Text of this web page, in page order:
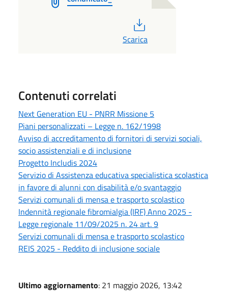
Scarica
Contenuti correlati
Next Generation EU - PNRR Missione 5
Piani personalizzati – Legge n. 162/1998
Avviso di accreditamento di fornitori di servizi sociali,
socio assistenziali e di inclusione
Progetto Includis 2024
Servizio di Assistenza educativa specialistica scolastica
in favore di alunni con disabilità e/o svantaggio
Servizi comunali di mensa e trasporto scolastico
Indennità regionale fibromialgia (IRF) Anno 2025 -
Legge regionale 11/09/2025 n. 24 art. 9
Servizi comunali di mensa e trasporto scolastico
REIS 2025 - Reddito di inclusione sociale
Ultimo aggiornamento: 21 maggio 2026, 13:42